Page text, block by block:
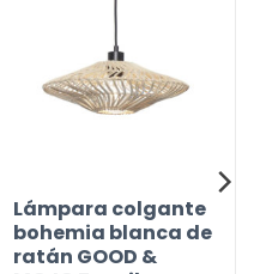
Lámpara colgante
bohemia blanca de
ratán GOOD &